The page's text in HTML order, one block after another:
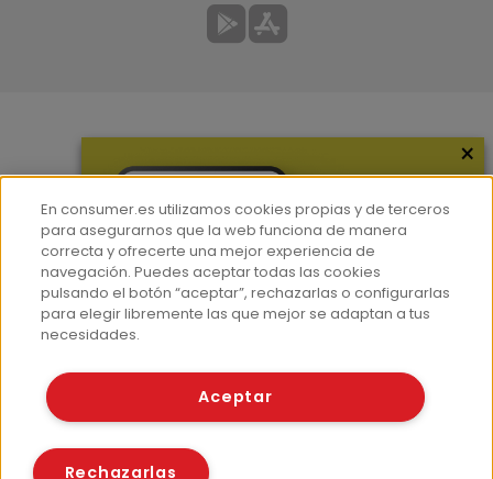
Hemeroteca
Contacto
Prensa
Corpus Lingüístico Consumer
© Fundación EROSKI
Políticas de cookies
×
En consumer.es utilizamos cookies propias y de terceros
para asegurarnos que la web funciona de manera
correcta y ofrecerte una mejor experiencia de
navegación. Puedes aceptar todas las cookies
pulsando el botón “aceptar”, rechazarlas o configurarlas
para elegir libremente las que mejor se adaptan a tus
necesidades.
Aceptar
Rechazarlas